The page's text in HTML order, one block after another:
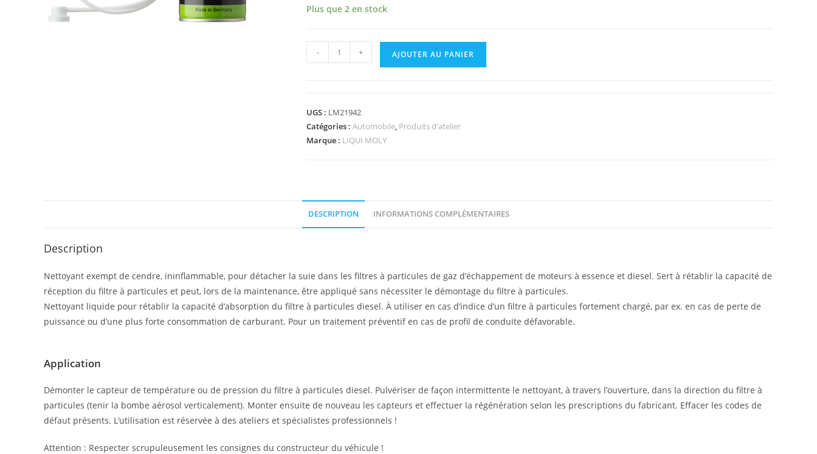
Plus que 2 en stock
- + AJOUTER AU PANIER
UGS : LM21942
Catégories : Automobile, Produits d'atelier
Marque : LIQUI MOLY
DESCRIPTION INFORMATIONS COMPLÉMENTAIRES
Description
Nettoyant exempt de cendre, ininflammable, pour détacher la suie dans les filtres à particules de gaz d’échappement de moteurs à essence et diesel. Sert à rétablir la capacité de
réception du filtre à particules et peut, lors de la maintenance, être appliqué sans nécessiter le démontage du filtre à particules.
Nettoyant liquide pour rétablir la capacité d’absorption du filtre à particules diesel. À utiliser en cas d’indice d’un filtre à particules fortement chargé, par ex. en cas de perte de
puissance ou d’une plus forte consommation de carburant. Pour un traitement préventif en cas de profil de conduite défavorable.
Appli­ca­tion
Démonter le capteur de température ou de pression du filtre à particules diesel. Pulvériser de façon intermittente le nettoyant, à travers l’ouverture, dans la direction du filtre à
particules (tenir la bombe aérosol verticalement). Monter ensuite de nouveau les capteurs et effectuer la régénération selon les prescriptions du fabricant. Effacer les codes de
défaut présents. L’utilisation est réservée à des ateliers et spécialistes professionnels !
Attention : Respecter scrupuleusement les consignes du constructeur du véhicule !